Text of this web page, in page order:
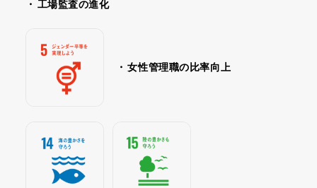
・ 工場監査の進化
・ 女性管理職の比率向上